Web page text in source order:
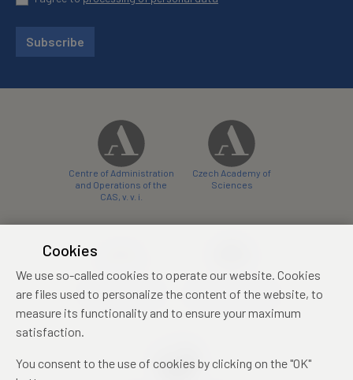
Subscribe
Centre of Administration
and Operations of the
CAS, v. v. i.
Czech Academy of
Sciences
conference centre
konferenční centrum
Cookies
We use so-called cookies to operate our website. Cookies
are files used to personalize the content of the website, to
measure its functionality and to ensure your maximum
satisfaction.
You consent to the use of cookies by clicking on the "OK"